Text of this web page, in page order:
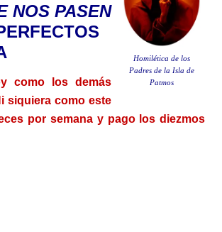
Homilética de los
Padres de la Isla de
Patmos
NOS PASEN
como los demás
siquiera como este
por semana y pago los diezmos